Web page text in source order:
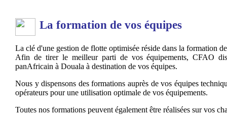
La formation de vos équipes
La clé d'une gestion de flotte optimisée réside dans la formation
Afin de tirer le meilleur parti de vos équipements, CFAO
panAfricain à Douala à destination de vos équipes.
Nous y dispensons des formations auprès de vos équipes
opérateurs pour une utilisation optimale de vos équipements.
Toutes nos formations peuvent également être réalisées sur vos